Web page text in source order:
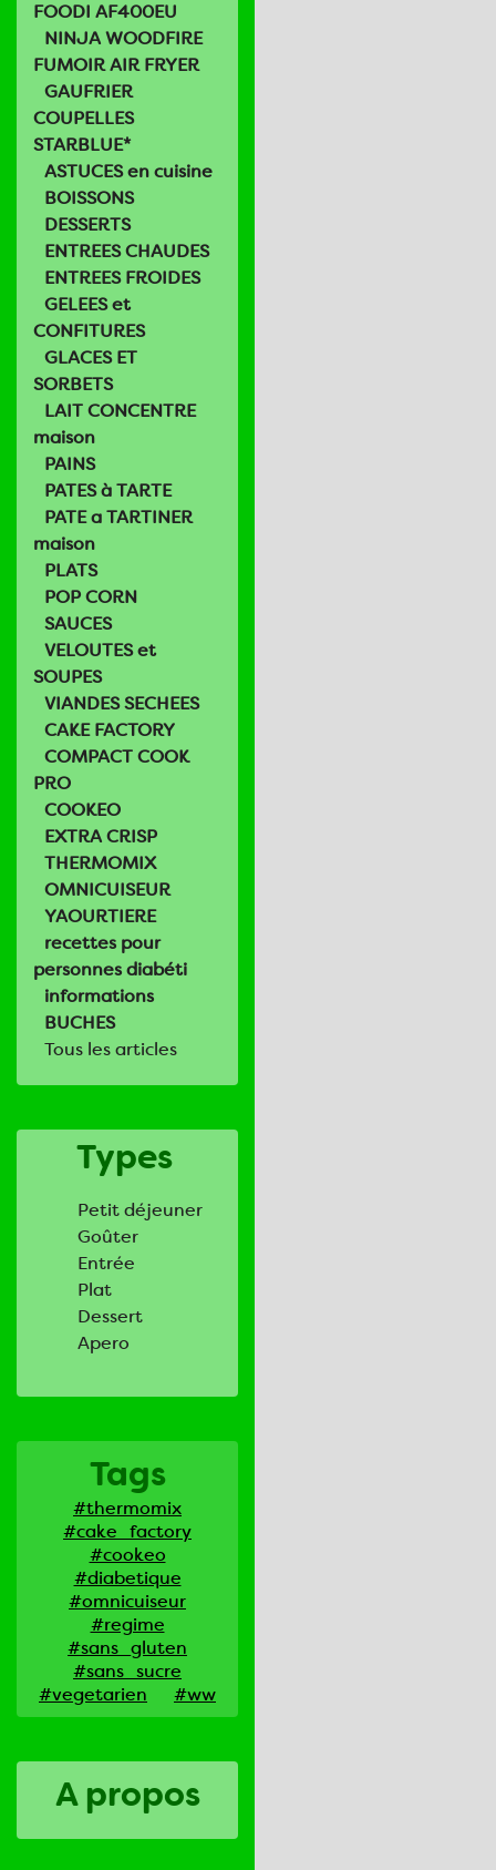
FOODI AF400EU
NINJA WOODFIRE
FUMOIR AIR FRYER
GAUFRIER
COUPELLES
STARBLUE*
ASTUCES en cuisine
BOISSONS
DESSERTS
ENTREES CHAUDES
ENTREES FROIDES
GELEES et
CONFITURES
GLACES ET
SORBETS
LAIT CONCENTRE
maison
PAINS
PATES à TARTE
PATE a TARTINER
maison
PLATS
POP CORN
SAUCES
VELOUTES et
SOUPES
VIANDES SECHEES
CAKE FACTORY
COMPACT COOK
PRO
COOKEO
EXTRA CRISP
THERMOMIX
OMNICUISEUR
YAOURTIERE
recettes pour
personnes diabéti
informations
BUCHES
Tous les articles
Types
Petit déjeuner
Goûter
Entrée
Plat
Dessert
Apero
Tags
#thermomix
#cake_factory
#cookeo
#diabetique
#omnicuiseur
#regime
#sans_gluten
#sans_sucre
#vegetarien
#ww
A propos